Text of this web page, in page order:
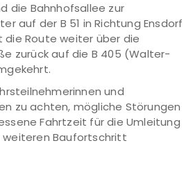
die Bahnhofsallee zur
auf der B 51 in Richtung Ensdorf
die Route weiter über die
zurück auf die B 405 (Walter-
und
zu achten, mögliche Störungen
Fahrtzeit für die Umleitung
weiteren Baufortschritt